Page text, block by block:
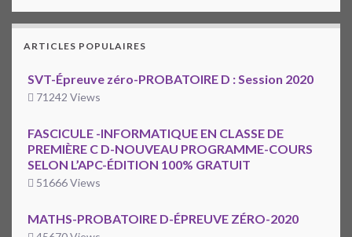
ARTICLES POPULAIRES
SVT-Épreuve zéro-PROBATOIRE D : Session 2020
71242 Views
FASCICULE -INFORMATIQUE EN CLASSE DE
PREMIÈRE C D-NOUVEAU PROGRAMME-COURS
SELON L’APC-ÉDITION 100% GRATUIT
51666 Views
MATHS-PROBATOIRE D-ÉPREUVE ZÉRO-2020